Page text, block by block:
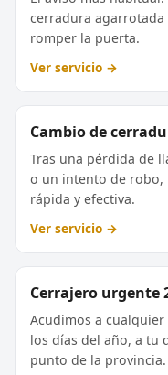
cerradura agarrotada
romper la puerta.
Ver servicio →
Cambio de
Tras una pérdida de
o un intento de robo,
rápida y efectiva.
Ver servicio →
Cerrajero urgente
Acudimos a
los días del año, a tu
punto de la provincia.